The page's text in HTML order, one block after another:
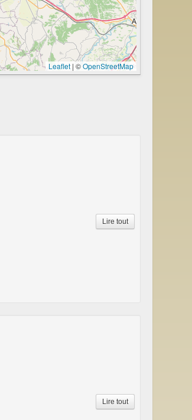
Leaflet | ©OpenStreetMap
Lire tout
Lire tout